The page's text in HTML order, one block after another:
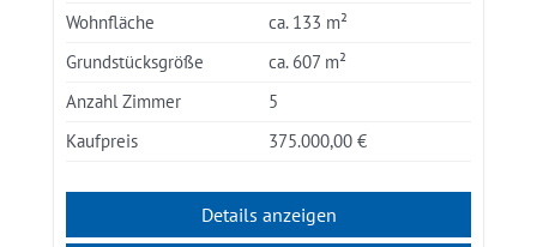
Wohnfläche
ca. 133 m²
Grundstücksgröße
ca. 607 m²
Anzahl Zimmer
5
Kaufpreis
375.000,00 €
Details anzeigen